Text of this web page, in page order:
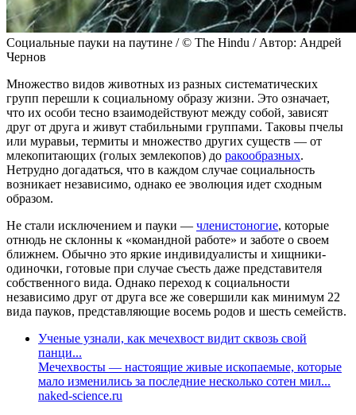
Социальные пауки на паутине / © The Hindu / Автор: Андрей
Чернов
Множество видов животных из разных систематических
групп перешли к социальному образу жизни. Это означает,
что их особи тесно взаимодействуют между собой, зависят
друг от друга и живут стабильными группами. Таковы пчелы
или муравьи, термиты и множество других существ — от
млекопитающих (голых землекопов) до ракообразных.
Нетрудно догадаться, что в каждом случае социальность
возникает независимо, однако ее эволюция идет сходным
образом.
Не стали исключением и пауки — членистоногие, которые
отнюдь не склонны к «командной работе» и заботе о своем
ближнем. Обычно это яркие индивидуалисты и хищники-
одиночки, готовые при случае съесть даже представителя
собственного вида. Однако переход к социальности
независимо друг от друга все же совершили как минимум 22
вида пауков, представляющие восемь родов и шесть семейств.
Ученые узнали, как мечехвост видит сквозь свой
панци...
Мечехвосты — настоящие живые ископаемые, которые
мало изменились за последние несколько сотен мил...
naked-science.ru